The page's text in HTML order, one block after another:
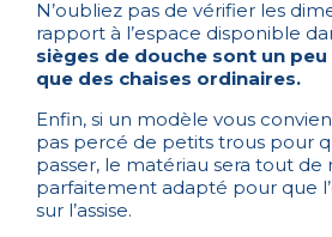
N’oubliez pas de vérifier les
rapport à l’espace disponible
sièges de douche sont un
que des chaises ordinaires.
Enfin, si un modèle vous
pas percé de petits trous pour
passer, le matériau sera tout de
parfaitement adapté pour que
sur l’assise.